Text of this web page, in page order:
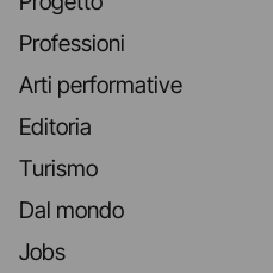
Professioni
Arti performative
Editoria
Turismo
Dal mondo
Jobs